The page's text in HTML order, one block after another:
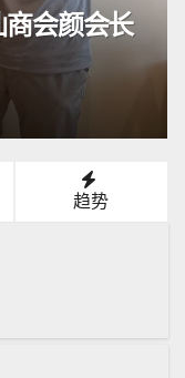
会颜会长
趋势